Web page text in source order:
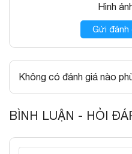
Hình
Gửi đánh
Không có đánh giá nào
BÌNH LUẬN - HỎI